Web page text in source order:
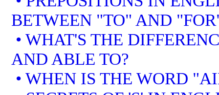
BETWEEN "TO" AND
• WHAT'S THE
AND ABLE TO?
• WHEN IS THE WORD